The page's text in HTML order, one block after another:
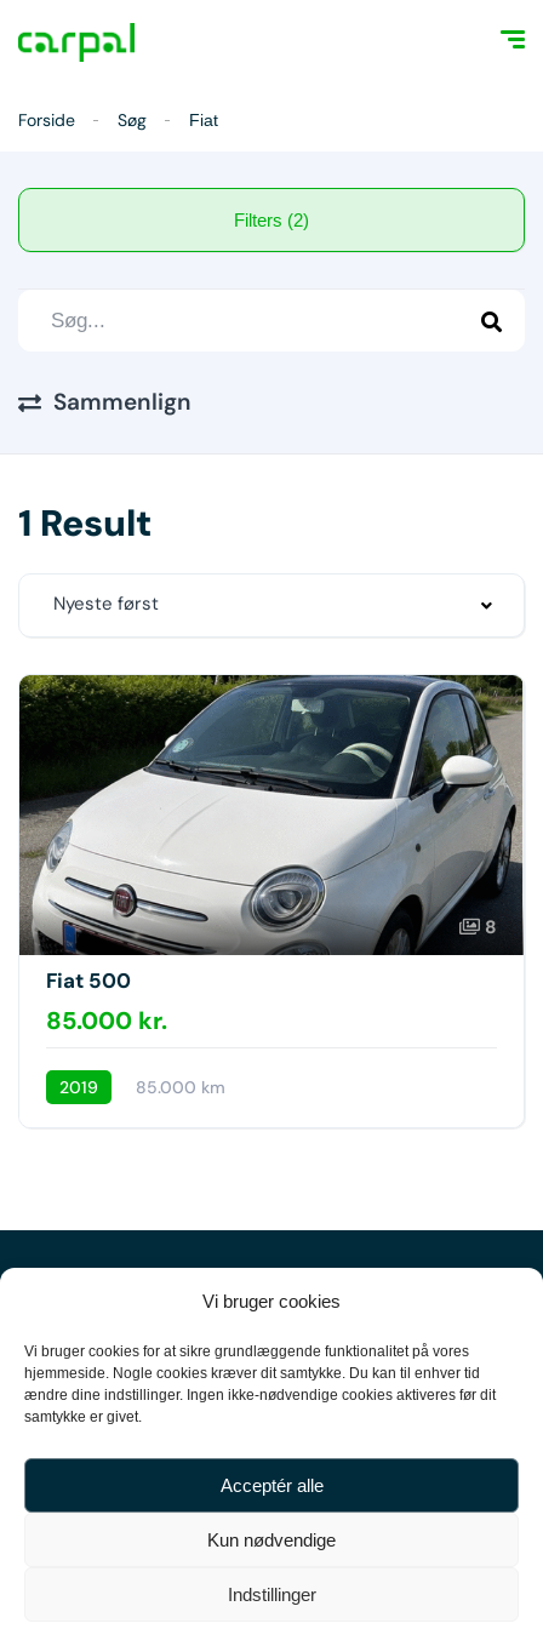
Vi bruger cookies
Vi bruger cookies for at sikre grundlæggende funktionalitet på vores
hjemmeside. Nogle cookies kræver dit samtykke. Du kan til enhver tid
ændre dine indstillinger. Ingen ikke-nødvendige cookies aktiveres før dit
samtykke er givet.
Acceptér alle
Kun nødvendige
Indstillinger
Forside Søg Fiat
Filters (2)
Sammenlign
1 Result
Nyeste først
8
Fiat 500
85.000 kr.
2019 85.000 km
+45 61 10 52 10
hello@carpal.dk
Tonsbakken 16